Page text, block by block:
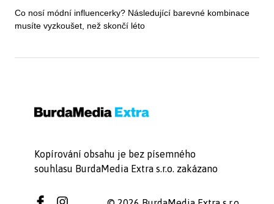
Co nosí módní influencerky? Následující barevné kombinace
musíte vyzkoušet, než skončí léto
Kopírování obsahu je bez písemného
souhlasu BurdaMedia Extra s.r.o. zakázano